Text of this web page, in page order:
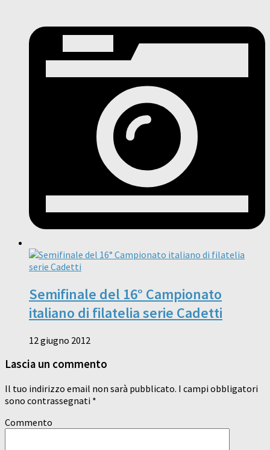
Semifinale del 16° Campionato
italiano di filatelia serie Cadetti
12 giugno 2012
Lascia un commento
Il tuo indirizzo email non sarà pubblicato. I campi obbligatori
sono contrassegnati *
Commento